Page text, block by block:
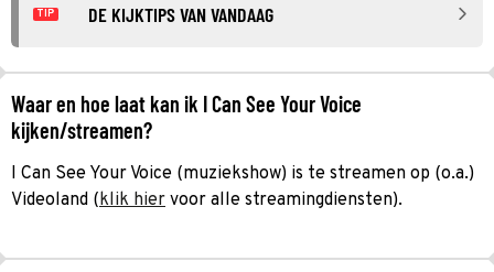
TIP DE KIJKTIPS VAN VANDAAG
Waar en hoe laat kan ik I Can See Your Voice
kijken/streamen?
I Can See Your Voice (muziekshow) is te streamen op (o.a.)
Videoland (klik hier voor alle streamingdiensten).